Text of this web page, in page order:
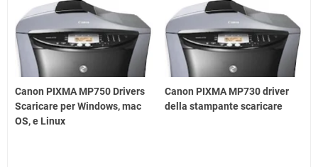
Canon PIXMA MP750 Drivers
Scaricare per Windows, mac
OS, e Linux
Canon PIXMA MP730 driver
della stampante scaricare